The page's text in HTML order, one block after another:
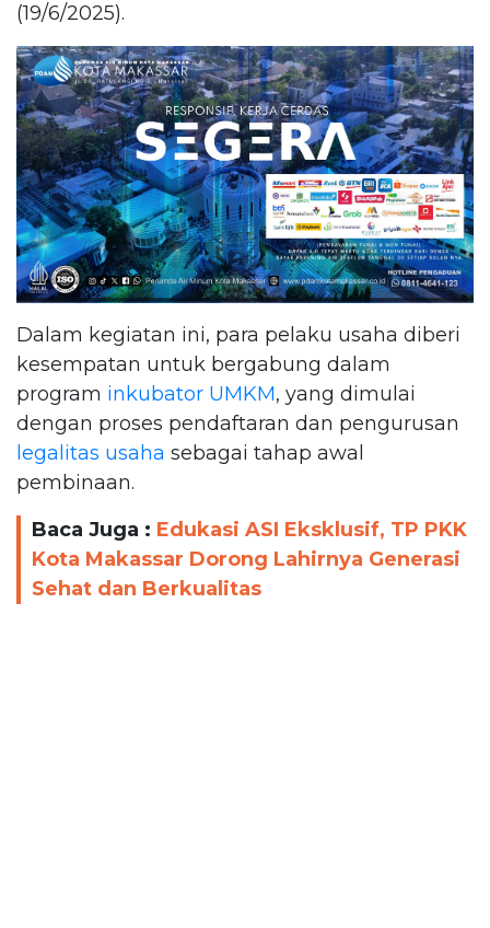
(19/6/2025).
Dalam kegiatan ini, para pelaku usaha diberi
kesempatan untuk bergabung dalam
program inkubator UMKM, yang dimulai
dengan proses pendaftaran dan pengurusan
legalitas usaha sebagai tahap awal
pembinaan.
Baca Juga : Edukasi ASI Eksklusif, TP PKK
Kota Makassar Dorong Lahirnya Generasi
Sehat dan Berkualitas